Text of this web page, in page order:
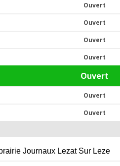
Ouvert
Ouvert
Ouvert
Ouvert
Ouvert
Ouvert
Ouvert
Journaux Lezat Sur Leze